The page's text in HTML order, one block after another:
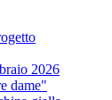
2026
dame"